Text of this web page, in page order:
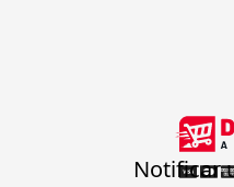
Notificar